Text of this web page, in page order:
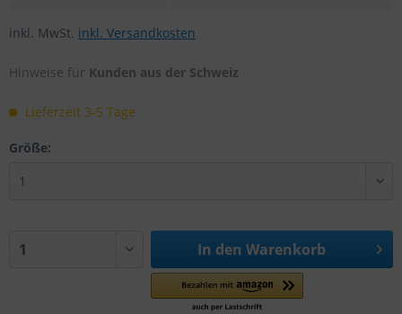
inkl. MwSt. inkl. Versandkosten
Hinweise für Kunden aus der Schweiz
Lieferzeit 3-5 Tage
Größe:
In den Warenkorb